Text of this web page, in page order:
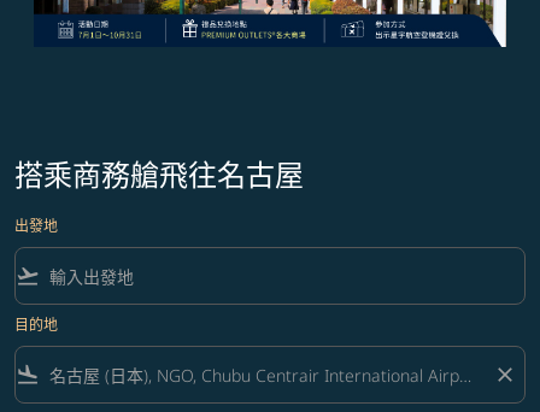
搭乘商務艙飛往名古屋
出發地
flight_takeoff
目的地
flight_land close